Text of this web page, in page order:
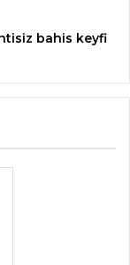
bahis keyfi